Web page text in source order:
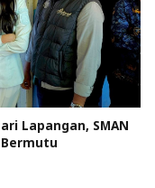
Lapangan, SMAN